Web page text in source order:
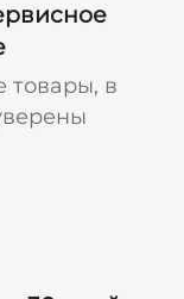
товары, в